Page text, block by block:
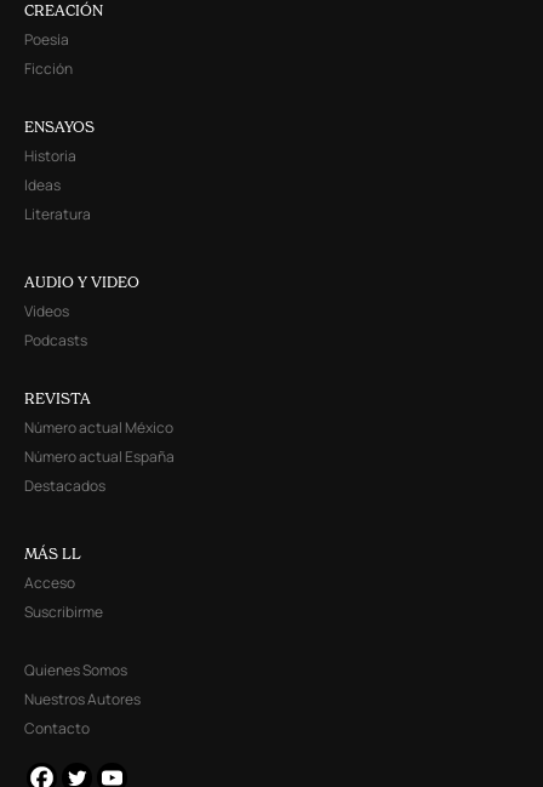
CREACIÓN
Poesía
Ficción
ENSAYOS
Historia
Ideas
Literatura
AUDIO Y VIDEO
Videos
Podcasts
REVISTA
Número actual México
Número actual España
Destacados
MÁS LL
Acceso
Suscribirme
Quienes Somos
Nuestros Autores
Contacto